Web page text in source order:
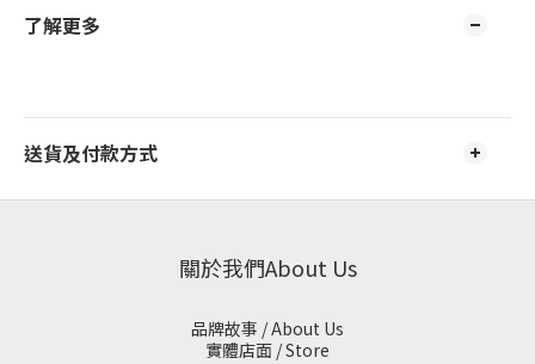
了解更多
送貨及付款方式
關於我們About Us
品牌故事 / About Us
實體店面 / Store